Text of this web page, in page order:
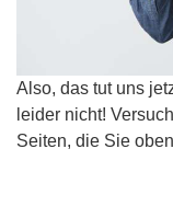
Also, das tut uns
leider nicht!
Seiten, die Sie